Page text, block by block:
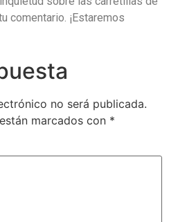
comentario. ¡Estaremos
no será publicada.
marcados con *